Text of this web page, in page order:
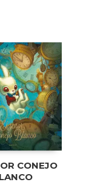
CONEJO